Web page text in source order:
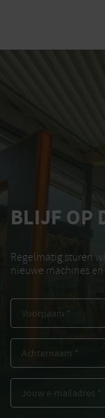
BLIJF OP
Regelmatig sturen
nieuwe machines